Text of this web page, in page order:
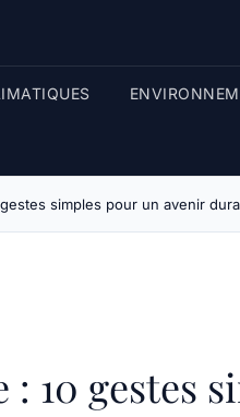
simples pour un avenir
10 gestes